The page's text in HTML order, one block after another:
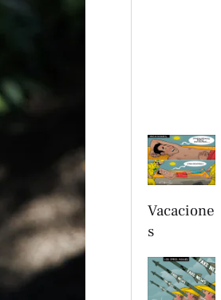
Vacacione
s